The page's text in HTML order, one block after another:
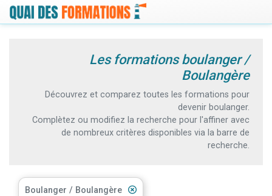
Les formations boulanger /
Boulangère
Découvrez et comparez toutes les formations pour
devenir boulanger.
Complètez ou modifiez la recherche pour l'affiner avec
de nombreux critères disponibles via la barre de
recherche.
Boulanger / Boulangère